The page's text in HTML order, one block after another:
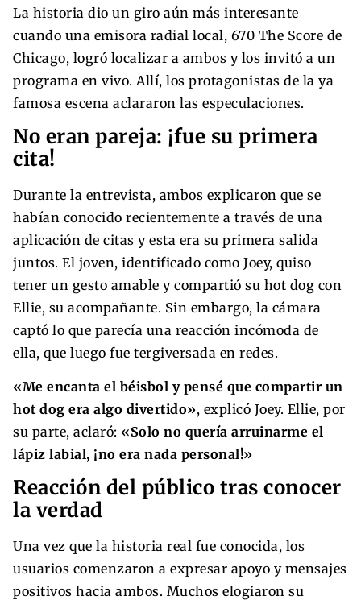
La historia dio un giro aún más interesante
cuando una emisora radial local, 670 The Score de
Chicago, logró localizar a ambos y los invitó a un
programa en vivo. Allí, los protagonistas de la ya
famosa escena aclararon las especulaciones.
No eran pareja: ¡fue su primera
cita!
Durante la entrevista, ambos explicaron que se
habían conocido recientemente a través de una
aplicación de citas y esta era su primera salida
juntos. El joven, identificado como Joey, quiso
tener un gesto amable y compartió su hot dog con
Ellie, su acompañante. Sin embargo, la cámara
captó lo que parecía una reacción incómoda de
ella, que luego fue tergiversada en redes.
«Me encanta el béisbol y pensé que compartir un
hot dog era algo divertido», explicó Joey. Ellie, por
su parte, aclaró: «Solo no quería arruinarme el
lápiz labial, ¡no era nada personal!»
Reacción del público tras conocer
la verdad
Una vez que la historia real fue conocida, los
usuarios comenzaron a expresar apoyo y mensajes
positivos hacia ambos. Muchos elogiaron su